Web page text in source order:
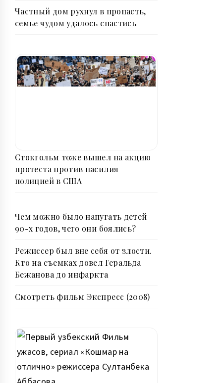
Частный дом рухнул в пропасть,
семье чудом удалось спастись
Стокгольм тоже вышел на акцию
протеста против насилия
полицией в США
Чем можно было напугать детей
90-х годов, чего они боялись?
Режиссер был вне себя от злости.
Кто на съемках довел Геральда
Бежанова до инфаркта
Смотреть фильм Экспресс (2008)